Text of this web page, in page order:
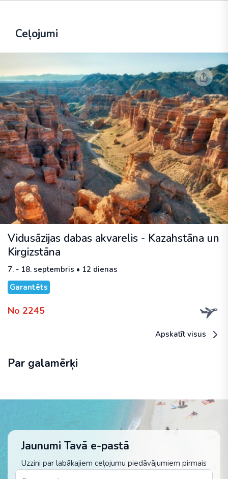
Ceļojumi
Vidusāzijas dabas akvarelis - Kazahstāna un
Kirgizstāna
7. - 18. septembris • 12 dienas
Garantēts
No 2245
Apskatīt visus
Par galamērķi
Jaunumi Tavā e-pastā
Uzzini par labākajiem ceļojumu piedāvājumiem pirmais